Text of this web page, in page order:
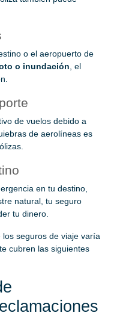
o el aeropuerto de
o inundación , el
de vuelos debido a
de aerolíneas es
en tu destino,
natural, tu seguro
tu dinero.
los seguros de viaje varía
cubren las siguientes